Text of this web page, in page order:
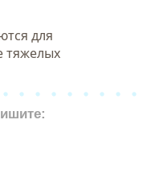
для
тяжелых